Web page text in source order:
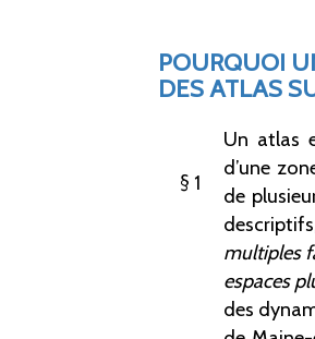
POURQUOI
DES ATLAS
1
Un atlas
d’une
de
multiples
espaces
des